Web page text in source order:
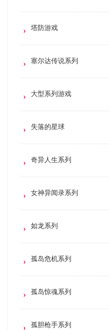
塔防游戏
塞尔达传说系列
大型系列游戏
失落的星球
奇异人生系列
女神异闻录系列
如龙系列
孤岛危机系列
孤岛惊魂系列
孤胆枪手系列